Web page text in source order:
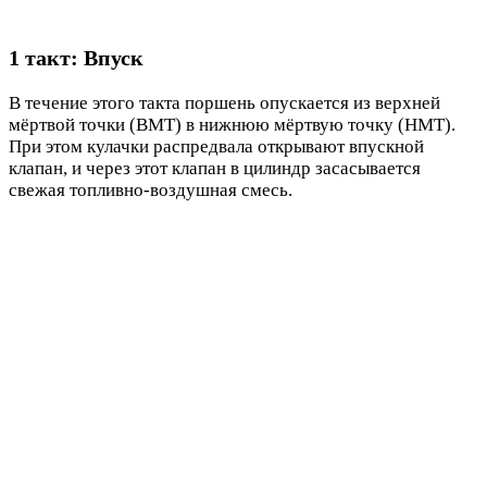
1 такт: Впуск
В течение этого такта поршень опускается из верхней
мёртвой точки (ВМТ) в нижнюю мёртвую точку (НМТ).
При этом кулачки распредвала открывают впускной
клапан, и через этот клапан в цилиндр засасывается
свежая топливно-воздушная смесь.